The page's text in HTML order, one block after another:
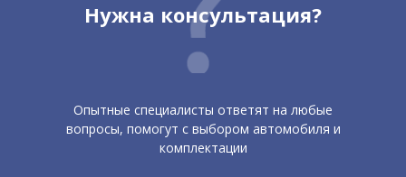
Нужна консультация?
Опытные специалисты ответят на любые
вопросы, помогут с выбором автомобиля и
комплектации